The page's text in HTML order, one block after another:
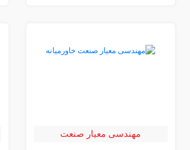
مهندسی معیار صنعت